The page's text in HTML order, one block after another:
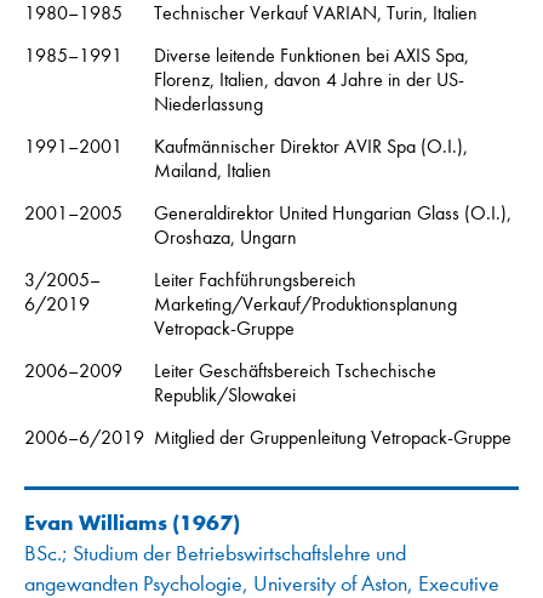
1980–1985
Technischer Verkauf VARIAN, Turin, Italien
1985–1991
Diverse leitende Funktionen bei AXIS Spa,
Florenz, Italien, davon 4 Jahre in der US-
Niederlassung
1991–2001
Kaufmännischer Direktor AVIR Spa (O.I.),
Mailand, Italien
2001–2005
Generaldirektor United Hungarian Glass (O.I.),
Oroshaza, Ungarn
3/2005–
6/2019
Leiter Fachführungsbereich
Marketing/Verkauf/Produktionsplanung
Vetropack-Gruppe
2006–2009
Leiter Geschäftsbereich Tschechische
Republik/Slowakei
2006–6/2019 Mitglied der Gruppenleitung Vetropack-Gruppe
Evan Williams (1967)
BSc.; Studium der Betriebswirtschaftslehre und
angewandten Psychologie, University of Aston, Executive